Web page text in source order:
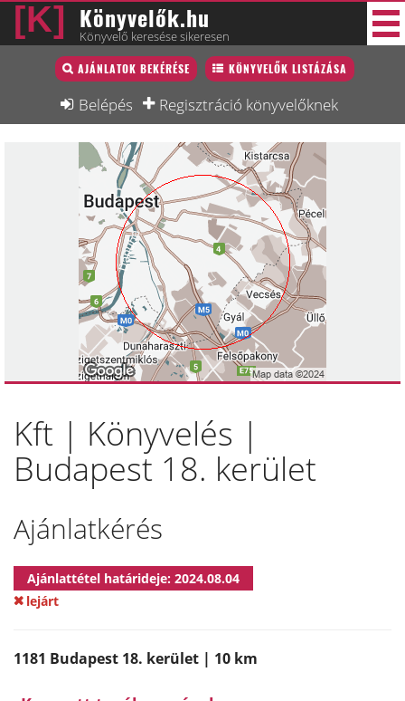
Könyvelők.hu
Könyvelő keresése sikeresen
AJÁNLATOK BEKÉRÉSE KÖNYVELŐK LISTÁZÁSA
Belépés Regisztráció könyvelőknek
Könyvelő lista
Könyvelési munkák
Képzésnaptár
Kft | Könyvelés |
Budapest 18. kerület
Ajánlatkérés
Ajánlattétel határideje: 2024.08.04
lejárt
1181 Budapest 18. kerület | 10 km